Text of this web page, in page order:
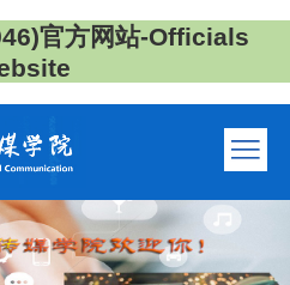
官方网站-Officials